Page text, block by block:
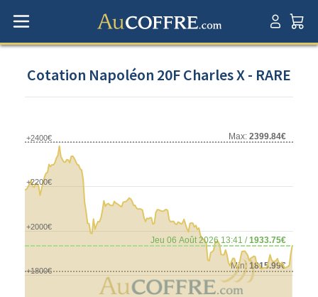
Cotation Napoléon 20F Charles X - RARE
Min: 1815.99€
Max: 2399.84€
Jeu 06 Août 2026 13:41 /1933.75€
+1800€
+2000€
+2200€
+2400€